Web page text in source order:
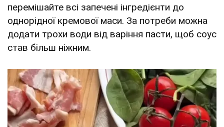
перемішайте всі запечені інгредієнти до
однорідної кремової маси. За потреби можна
додати трохи води від варіння пасти, щоб соус
став більш ніжним.